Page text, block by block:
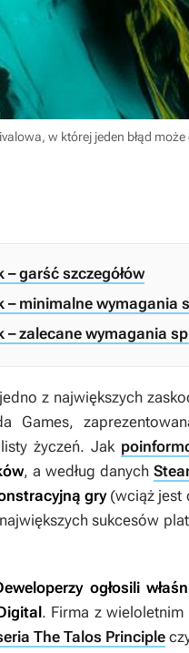
w której jeden błąd
garść szczegółów
– minimalne wymagania
zalecane wymagania
z największych
Games,
życzeń. Jak
, a według danych
gry (wciąż jest
sukcesów
ogłosili
. Firma z wieloletnim
The Talos Principle